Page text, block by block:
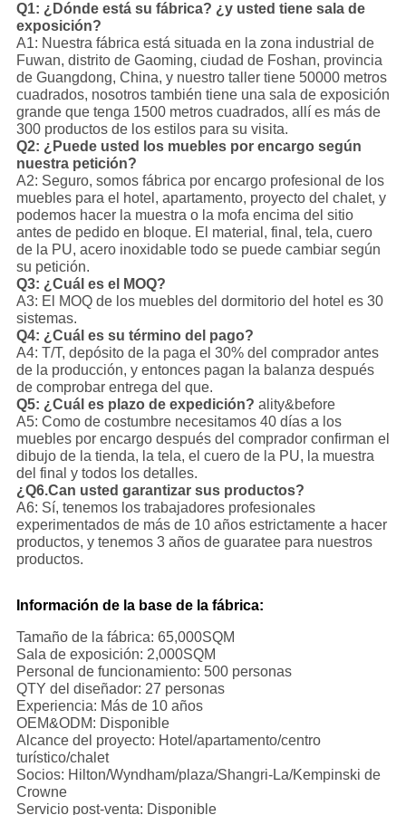
Q1: ¿Dónde está su fábrica? ¿y usted tiene sala de
exposición?
A1: Nuestra fábrica está situada en la zona industrial de
Fuwan, distrito de Gaoming, ciudad de Foshan, provincia
de Guangdong, China, y nuestro taller tiene 50000 metros
cuadrados, nosotros también tiene una sala de exposición
grande que tenga 1500 metros cuadrados, allí es más de
300 productos de los estilos para su visita.
Q2: ¿Puede usted los muebles por encargo según
nuestra petición?
A2: Seguro, somos fábrica por encargo profesional de los
muebles para el hotel, apartamento, proyecto del chalet, y
podemos hacer la muestra o la mofa encima del sitio
antes de pedido en bloque. El material, final, tela, cuero
de la PU, acero inoxidable todo se puede cambiar según
su petición.
Q3: ¿Cuál es el MOQ?
A3: El MOQ de los muebles del dormitorio del hotel es 30
sistemas.
Q4: ¿Cuál es su término del pago?
A4: T/T, depósito de la paga el 30% del comprador antes
de la producción, y entonces pagan la balanza después
de comprobar entrega del que.
Q5: ¿Cuál es plazo de expedición? ality&before
A5: Como de costumbre necesitamos 40 días a los
muebles por encargo después del comprador confirman el
dibujo de la tienda, la tela, el cuero de la PU, la muestra
del final y todos los detalles.
¿Q6.Can usted garantizar sus productos?
A6: Sí, tenemos los trabajadores profesionales
experimentados de más de 10 años estrictamente a hacer
productos, y tenemos 3 años de guaratee para nuestros
productos.
Información de la base de la fábrica:
Tamaño de la fábrica: 65,000SQM
Sala de exposición: 2,000SQM
Personal de funcionamiento: 500 personas
QTY del diseñador: 27 personas
Experiencia: Más de 10 años
OEM&ODM: Disponible
Alcance del proyecto: Hotel/apartamento/centro
turístico/chalet
Socios: Hilton/Wyndham/plaza/Shangri-La/Kempinski de
Crowne
Servicio post-venta: Disponible